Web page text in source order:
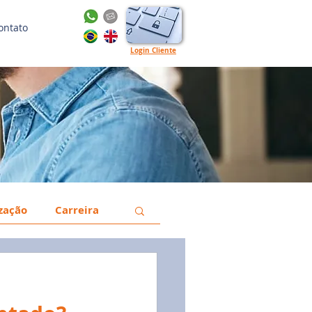
Login Cliente
Carreira